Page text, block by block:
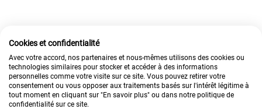
Cookies et confidentialité
Avec votre accord, nos partenaires et nous-mêmes utilisons des cookies ou
technologies similaires pour stocker et accéder à des informations
personnelles comme votre visite sur ce site. Vous pouvez retirer votre
consentement ou vous opposer aux traitements basés sur l'intérêt légitime à
tout moment en cliquant sur "En savoir plus" ou dans notre politique de
confidentialité sur ce site.